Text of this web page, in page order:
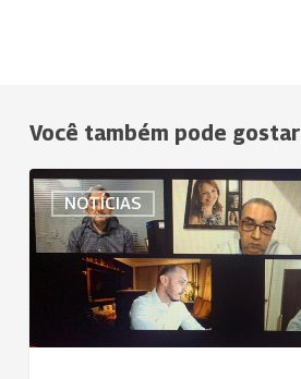
Você também pode gostar
NOTÍCIAS
Uniodonto
reúne
dirigentes
Sistema
Live